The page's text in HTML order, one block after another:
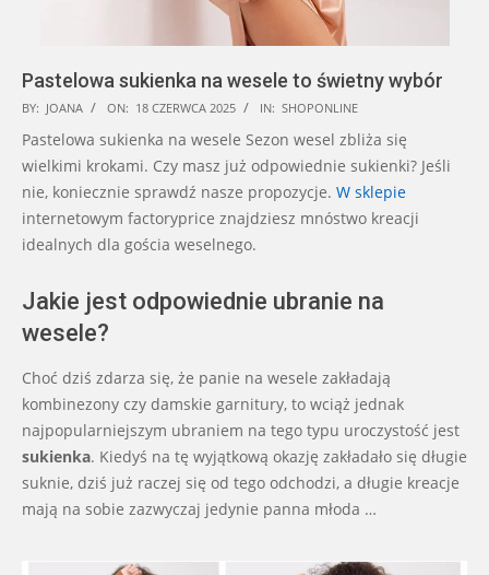
Pastelowa sukienka na wesele to świetny wybór
2025-
06-
18
BY: JOANA ON: 18 CZERWCA 2025 IN: SHOPONLINE
Pastelowa sukienka na wesele Sezon wesel zbliża się
wielkimi krokami. Czy masz już odpowiednie sukienki? Jeśli
nie, koniecznie sprawdź nasze propozycje. W sklepie
internetowym factoryprice znajdziesz mnóstwo kreacji
idealnych dla gościa weselnego.
Jakie jest odpowiednie ubranie na
wesele?
Choć dziś zdarza się, że panie na wesele zakładają
kombinezony czy damskie garnitury, to wciąż jednak
najpopularniejszym ubraniem na tego typu uroczystość jest
sukienka. Kiedyś na tę wyjątkową okazję zakładało się długie
suknie, dziś już raczej się od tego odchodzi, a długie kreacje
mają na sobie zazwyczaj jedynie panna młoda …